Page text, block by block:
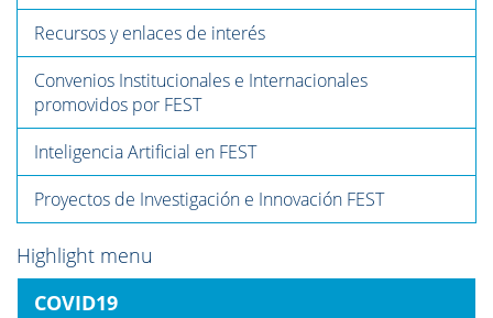
Recursos y enlaces de interés
Convenios Institucionales e Internacionales
promovidos por FEST
Inteligencia Artificial en FEST
Proyectos de Investigación e Innovación FEST
Highlight menu
COVID19